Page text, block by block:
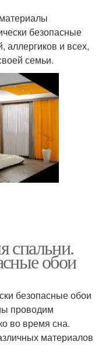
безопасные
аллергиков и всех,
семьи.
спальни.
обои
безопасные обои
проводим
во время сна.
материалов